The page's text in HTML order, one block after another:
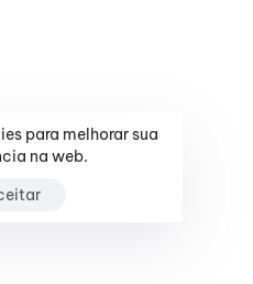
para melhorar sua
na web.